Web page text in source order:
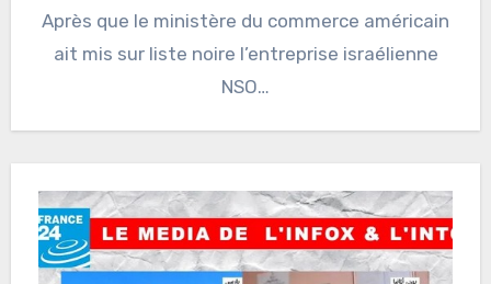
Après que le ministère du commerce américain
ait mis sur liste noire l’entreprise israélienne
NSO…